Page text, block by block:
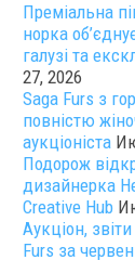
Преміальна
норка
галузі та
27, 2026
Saga Furs з
повністю
аукціоніста
Подорож
дизайнерка
Creative Hub
Аукціон,
Furs за